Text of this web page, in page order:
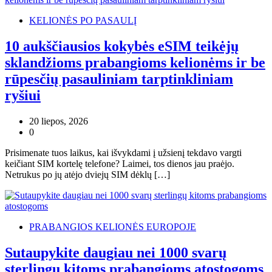
KELIONĖS PO PASAULĮ
10 aukščiausios kokybės eSIM teikėjų
sklandžioms prabangioms kelionėms ir be
rūpesčių pasauliniam tarptinkliniam
ryšiui
20 liepos, 2026
0
Prisimenate tuos laikus, kai išvykdami į užsienį tekdavo vargti
keičiant SIM kortelę telefone? Laimei, tos dienos jau praėjo.
Netrukus po jų atėjo dviejų SIM dėklų […]
PRABANGIOS KELIONĖS EUROPOJE
Sutaupykite daugiau nei 1000 svarų
sterlingų kitoms prabangioms atostogoms